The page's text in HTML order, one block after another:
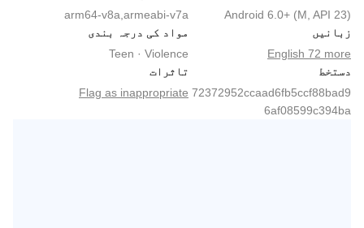
Android 6.0+ (M, API 23)
arm64-v8a,armeabi-v7a
زبانیں
English 72 more
مواد کی درجہ بندی
Teen · Violence
دستخط
72372952ccaad6fb5ccf88bad9
6af08599c394ba
تاثرات
Flag as inappropriate